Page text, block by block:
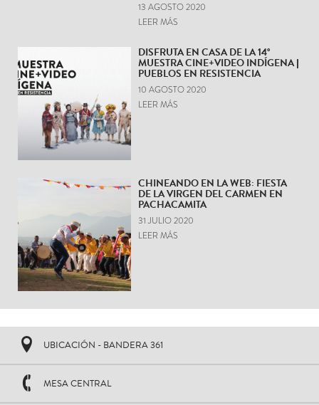
13 AGOSTO 2020
LEER MÁS
DISFRUTA EN CASA DE LA 14°
MUESTRA CINE+VIDEO INDÍGENA |
PUEBLOS EN RESISTENCIA
10 AGOSTO 2020
LEER MÁS
CHINEANDO EN LA WEB: FIESTA
DE LA VIRGEN DEL CARMEN EN
PACHACAMITA
31 JULIO 2020
LEER MÁS
UBICACIÓN - BANDERA 361
MESA CENTRAL